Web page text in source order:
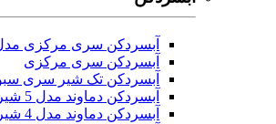
آبسردکن سری مرکزی مدل
آبسردکن سری مرکزی
آبسردکن تک شیر سری
آبسردکن دماوند مدل 5 شیر
آبسردکن دماوند مدل 4 شیر